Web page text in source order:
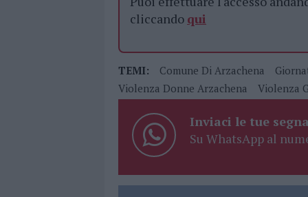
cliccando qui
TEMI: Comune Di Arzachena
Violenza Donne Arzachena
Violenza
Inviaci le tue
Su WhatsApp al